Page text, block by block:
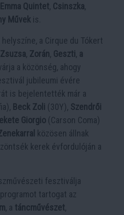
Quintet, Csinszka,
Művek is.
a Cirque du Tókert
, Zorán, Geszti , a
a közönség, ahogy
jubileumi évére
is bejelentették már a
Beck Zoli (30Y), Szendrői
Giorgio (Carson Coma)
közösen állnak
kerek évfordulóján a
fesztiválja
tartogat az
, a táncművészet,